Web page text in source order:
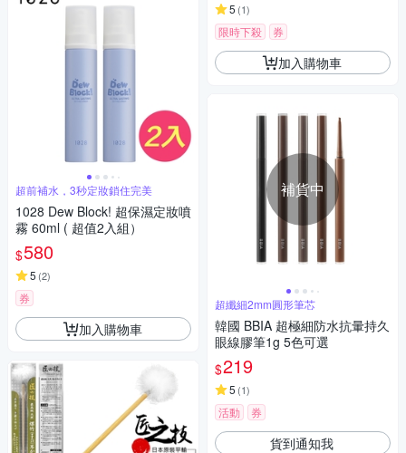
超前補水，3秒定妝鎖住完美
1028 Dew Block! 超保濕定妝噴
霧 60ml ( 超值2入組）
$580
5 (2)
券
加入購物車
5 (1)
限時下殺 券
加入購物車
補貨中
超纖細2mm圓形筆芯
韓國 BBIA 超極細防水抗暈持久
眼線膠筆1g 5色可選
$219
5 (1)
活動 券
貨到通知我